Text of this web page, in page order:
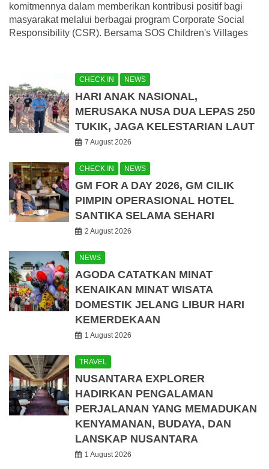
komitmennya dalam memberikan kontribusi positif bagi
masyarakat melalui berbagai program Corporate Social
Responsibility (CSR). Bersama SOS Children's Villages
CHECK IN NEWS
HARI ANAK NASIONAL,
MERUSAKA NUSA DUA LEPAS 250
TUKIK, JAGA KELESTARIAN LAUT
7 August 2026
CHECK IN NEWS
GM FOR A DAY 2026, GM CILIK
PIMPIN OPERASIONAL HOTEL
SANTIKA SELAMA SEHARI
2 August 2026
NEWS
AGODA CATATKAN MINAT
KENAIKAN MINAT WISATA
DOMESTIK JELANG LIBUR HARI
KEMERDEKAAN
1 August 2026
TRAVEL
NUSANTARA EXPLORER
HADIRKAN PENGALAMAN
PERJALANAN YANG MEMADUKAN
KENYAMANAN, BUDAYA, DAN
LANSKAP NUSANTARA
1 August 2026